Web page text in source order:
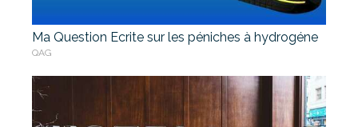
Ma Question Ecrite sur les péniches à hydrogéne
QAG